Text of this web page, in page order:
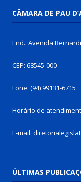
CÂMARA DE PAU
End.: Avenida
CEP: 68545-000
Fone: (94) 99131-6715
Horário de
E-mail:
ÚLTIMAS